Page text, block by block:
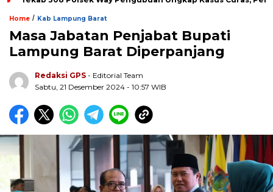
Home / Kab Lampung Barat
Masa Jabatan Penjabat Bupati
Lampung Barat Diperpanjang
Redaksi GPS - Editorial Team
Sabtu, 21 Desember 2024 - 10:57 WIB